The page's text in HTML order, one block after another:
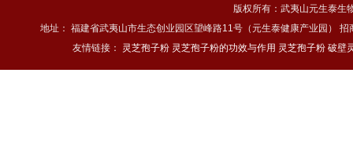
版权所有：武夷山元生泰生
地址： 福建省武夷山市生态创业园区望峰路11号（元生泰健康产业园）
友情链接： 灵芝孢子粉 灵芝孢子粉的功效与作用 灵芝孢子粉 破壁